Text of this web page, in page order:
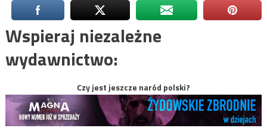
Wspieraj niezależne
wydawnictwo:
Czy jest jeszcze naród polski?